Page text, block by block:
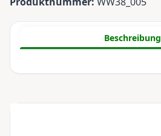
Beschreibung